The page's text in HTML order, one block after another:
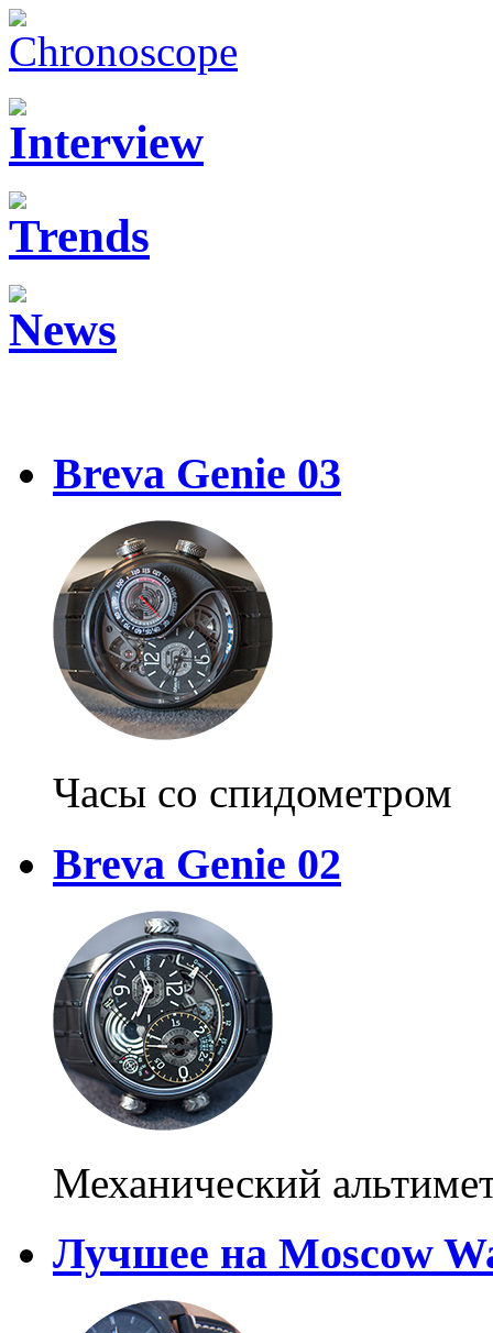
Breva Genie 03
Часы со спидометром
Breva Genie 02
Механический
Лучшее на Moscow